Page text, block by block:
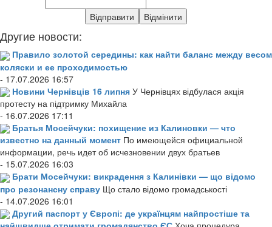
Другие новости:
Правило золотой середины: как найти баланс между весом
коляски и ее проходимостью
- 17.07.2026 16:57
Новини Чернівців 16 липня У Чернівцях відбулася акція
протесту на підтримку Михайла
- 16.07.2026 17:11
Братья Мосейчуки: похищение из Калиновки — что
известно на данный момент По имеющейся официальной
информации, речь идет об исчезновении двух братьев
- 15.07.2026 16:03
Брати Мосейчуки: викрадення з Калинівки — що відомо
про резонансну справу Що стало відомо громадськості
- 14.07.2026 16:01
Другий паспорт у Європі: де українцям найпростіше та